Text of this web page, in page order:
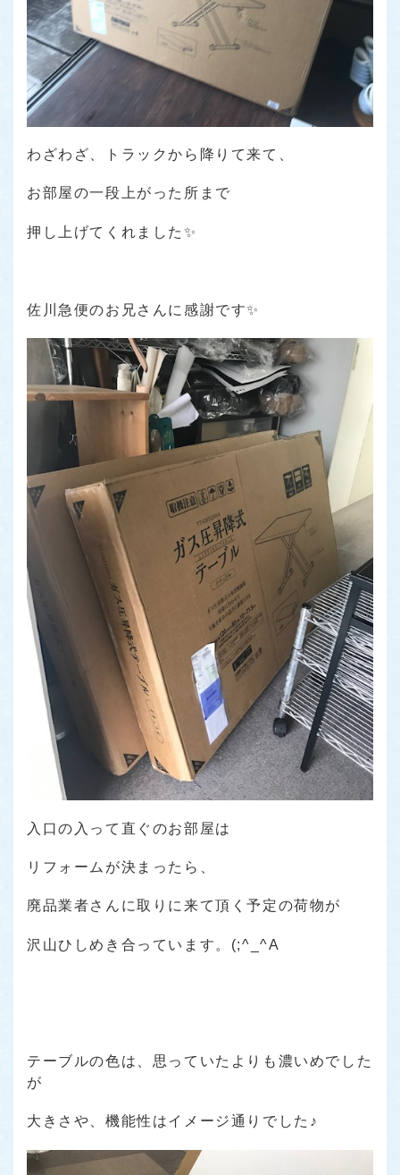
わざわざ、トラックから降りて来て、
お部屋の一段上がった所まで
押し上げてくれました✨
佐川急便のお兄さんに感謝です✨
入口の入って直ぐのお部屋は
リフォームが決まったら、
廃品業者さんに取りに来て頂く予定の荷物が
沢山ひしめき合っています。(;^_^A
テーブルの色は、思っていたよりも濃いめでした
が
大きさや、機能性はイメージ通りでした♪